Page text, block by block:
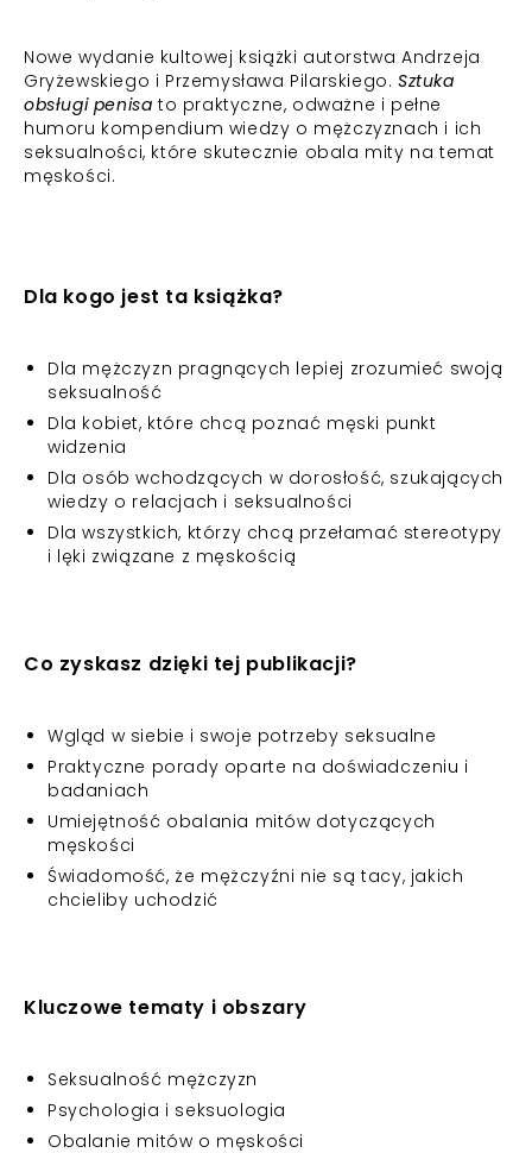
Nowe wydanie kultowej książki autorstwa Andrzeja
Gryżewskiego i Przemysława Pilarskiego.Sztuka
obsługi penisa to praktyczne, odważne i pełne
humoru kompendium wiedzy o mężczyznach i ich
seksualności, które skutecznie obala mity na temat
męskości.
Dla kogo jest ta książka?
Dla mężczyzn pragnących lepiej zrozumieć swoją
seksualność
Dla kobiet, które chcą poznać męski punkt
widzenia
Dla osób wchodzących w dorosłość, szukających
wiedzy o relacjach i seksualności
Dla wszystkich, którzy chcą przełamać stereotypy
i lęki związane z męskością
Co zyskasz dzięki tej publikacji?
Wgląd w siebie i swoje potrzeby seksualne
Praktyczne porady oparte na doświadczeniu i
badaniach
Umiejętność obalania mitów dotyczących
męskości
Świadomość, że mężczyźni nie są tacy, jakich
chcieliby uchodzić
Kluczowe tematy i obszary
Seksualność mężczyzn
Psychologia i seksuologia
Obalanie mitów o męskości